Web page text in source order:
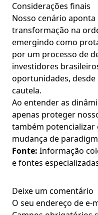
Considerações finais
Nosso cenário
transformação na
emergindo como
por um processo de
investidores
oportunidades,
cautela.
Ao entender as
apenas proteger
também
mudança de
Fonte: Informação
e fontes
Deixe um comentário
O seu endereço de e-